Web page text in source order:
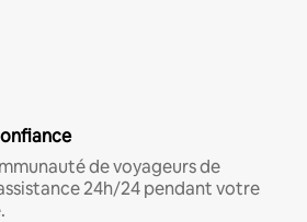
de voyageurs de
24h/24 pendant votre